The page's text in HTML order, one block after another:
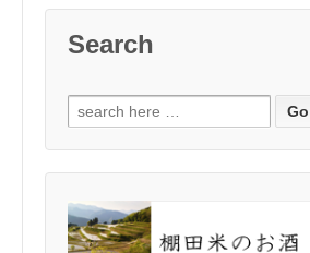
Search
Search for: